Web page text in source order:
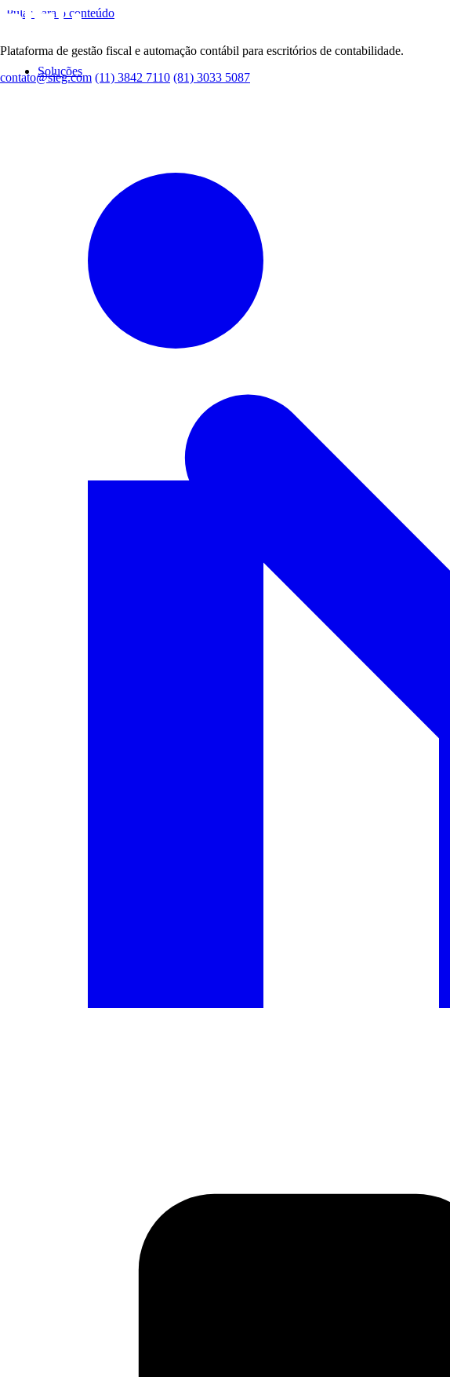
Pular para o conteúdo
Soluções
Plataforma de gestão fiscal e automação contábil para escritórios de contabilidade.
contato@sieg.com (11) 3842 7110 (81) 3033 5087